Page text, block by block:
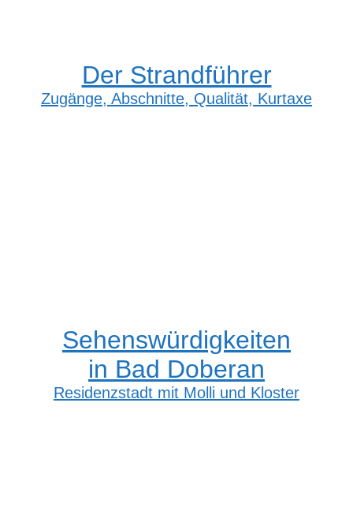
Der Strandführer
Zugänge, Abschnitte, Qualität, Kurtaxe
Sehenswürdigkeiten
in Bad Doberan
Residenzstadt mit Molli und Kloster